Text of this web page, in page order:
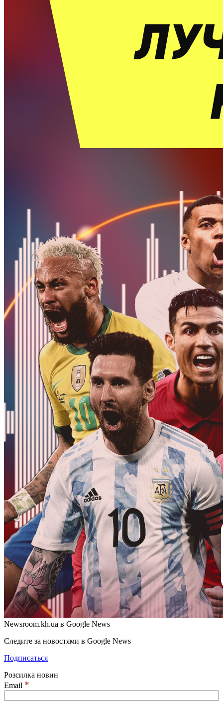
Newsroom.kh.ua в Google News
Следите за новостями в Google News
Подписаться
Розсилка новин
Email *